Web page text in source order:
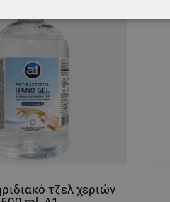
τζελ χεριών
ΛΕΙΤΟΥΡΓΙΚΌΤΗΤΑΣ